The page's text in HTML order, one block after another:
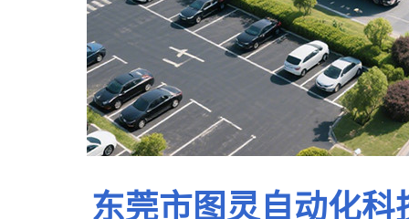
东莞市图灵自动化科